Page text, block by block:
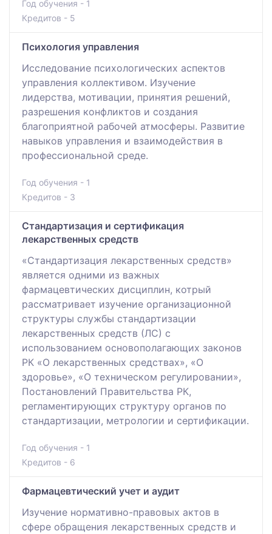
Год обучения - 1
Кредитов - 5
Психология управления
Исследование психологических аспектов
управления коллективом. Изучение
лидерства, мотивации, принятия решений,
разрешения конфликтов и создания
благоприятной рабочей атмосферы. Развитие
навыков управления и взаимодействия в
профессиональной среде.
Год обучения - 1
Кредитов - 3
Стандартизация и сертификация
лекарственных средств
«Стандартизация лекарственных средств»
является одними из важных
фармацевтических дисциплин, котрый
рассматривает изучение организационной
структуры службы стандартизации
лекарственных средств (ЛС) с
использованием основополагающих законов
РК «О лекарственных средствах», «О
здоровье», «О техническом регулировании»,
Постановлений Правительства РК,
регламентирующих структуру органов по
стандартизации, метрологии и сертификации.
Год обучения - 1
Кредитов - 6
Фармацевтический учет и аудит
Изучение нормативно-правовых актов в
сфере обращения лекарственных средств и